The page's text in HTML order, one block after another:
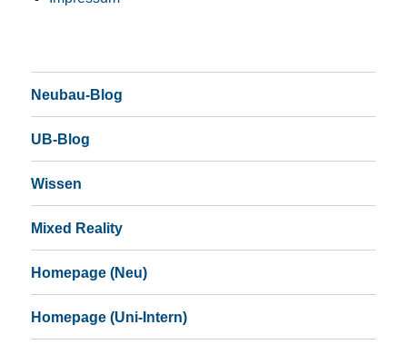
Neubau-Blog
UB-Blog
Wissen
Mixed Reality
Homepage (Neu)
Homepage (Uni-Intern)